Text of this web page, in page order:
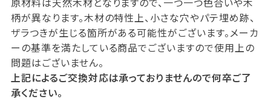
柄が異なります。木材の特性上、小さな穴やパテ埋め跡、
ザラつきが生じる箇所がある可能性がございます。メーカ
ーの基準を満たしている商品でございますので使用上の
問題はございません。
上記によるご交換対応は承っておりませんので何卒ご了
承ください。